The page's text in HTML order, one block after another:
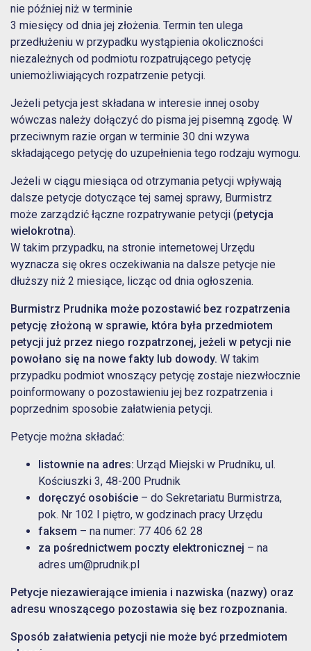
nie później niż w terminie
3 miesięcy od dnia jej złożenia. Termin ten ulega
przedłużeniu w przypadku wystąpienia okoliczności
niezależnych od podmiotu rozpatrującego petycję
uniemożliwiających rozpatrzenie petycji.
Jeżeli petycja jest składana w interesie innej osoby
wówczas należy dołączyć do pisma jej pisemną zgodę. W
przeciwnym razie organ w terminie 30 dni wzywa
składającego petycję do uzupełnienia tego rodzaju wymogu.
Jeżeli w ciągu miesiąca od otrzymania petycji wpływają
dalsze petycje dotyczące tej samej sprawy, Burmistrz
może zarządzić łączne rozpatrywanie petycji (petycja
wielokrotna).
W takim przypadku, na stronie internetowej Urzędu
wyznacza się okres oczekiwania na dalsze petycje nie
dłuższy niż 2 miesiące, licząc od dnia ogłoszenia.
Burmistrz Prudnika może pozostawić bez rozpatrzenia
petycję złożoną w sprawie, która była przedmiotem
petycji już przez niego rozpatrzonej, jeżeli w petycji nie
powołano się na nowe fakty lub dowody. W takim
przypadku podmiot wnoszący petycję zostaje niezwłocznie
poinformowany o pozostawieniu jej bez rozpatrzenia i
poprzednim sposobie załatwienia petycji.
Petycje można składać:
listownie na adres: Urząd Miejski w Prudniku, ul.
Kościuszki 3, 48-200 Prudnik
doręczyć osobiście – do Sekretariatu Burmistrza,
pok. Nr 102 I piętro, w godzinach pracy Urzędu
faksem – na numer: 77 406 62 28
za pośrednictwem poczty elektronicznej – na
adres um@prudnik.pl
Petycje niezawierające imienia i nazwiska (nazwy) oraz
adresu wnoszącego pozostawia się bez rozpoznania.
Sposób załatwienia petycji nie może być przedmiotem